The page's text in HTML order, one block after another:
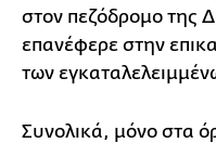
στον πεζόδρομο της
επανέφερε στην
των
Συνολικά, μόνο στα